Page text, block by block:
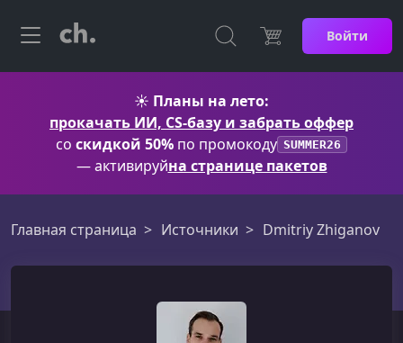
Войти
☀️ Планы на лето:
прокачать ИИ, CS-базу и забрать оффер
со скидкой 50% по промокоду SUMMER26
— активируйна странице пакетов
Главная страница Источники Dmitriy Zhiganov